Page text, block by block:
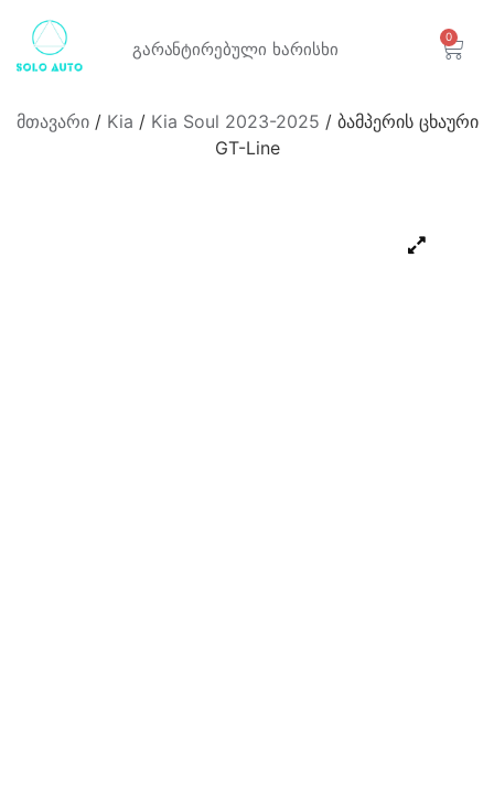
გარანტირებული ხარისხი
0
მთავარი/ Kia / Kia Soul 2023-2025 / ბამპერის ცხაური
GT-Line